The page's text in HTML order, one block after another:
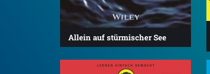
Allein auf stürmischer See